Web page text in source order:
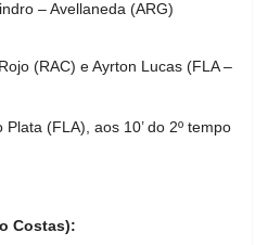
– Avellaneda (ARG)
(RAC) e Ayrton Lucas (FLA –
Plata (FLA), aos 10’ do 2º tempo
Costas):